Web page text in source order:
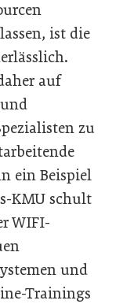
ist die
auf
zu
ein Beispiel
KMU schult
WIFI-
und
Trainings